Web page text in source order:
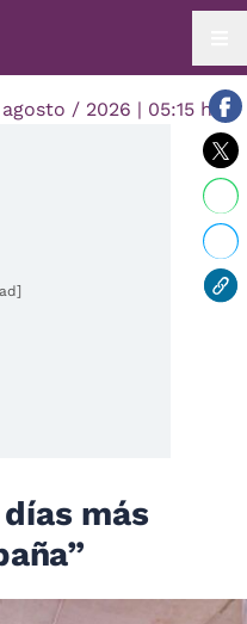
/ 2026 | 05:15 hrs.
días más